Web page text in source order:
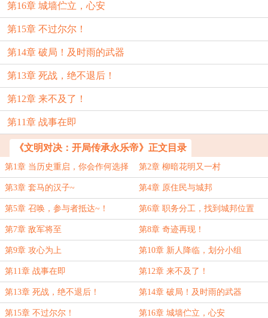
第16章 城墙伫立，心安
第15章 不过尔尔！
第14章 破局！及时雨的武器
第13章 死战，绝不退后！
第12章 来不及了！
第11章 战事在即
《文明对决：开局传承永乐帝》正文目录
第1章 当历史重启，你会作何选择 第2章 柳暗花明又一村
第3章 套马的汉子~ 第4章 原住民与城邦
第5章 召唤，参与者抵达~！ 第6章 职务分工，找到城邦位置
第7章 敌军将至 第8章 奇迹再现！
第9章 攻心为上 第10章 新人降临，划分小组
第11章 战事在即 第12章 来不及了！
第13章 死战，绝不退后！ 第14章 破局！及时雨的武器
第15章 不过尔尔！ 第16章 城墙伫立，心安